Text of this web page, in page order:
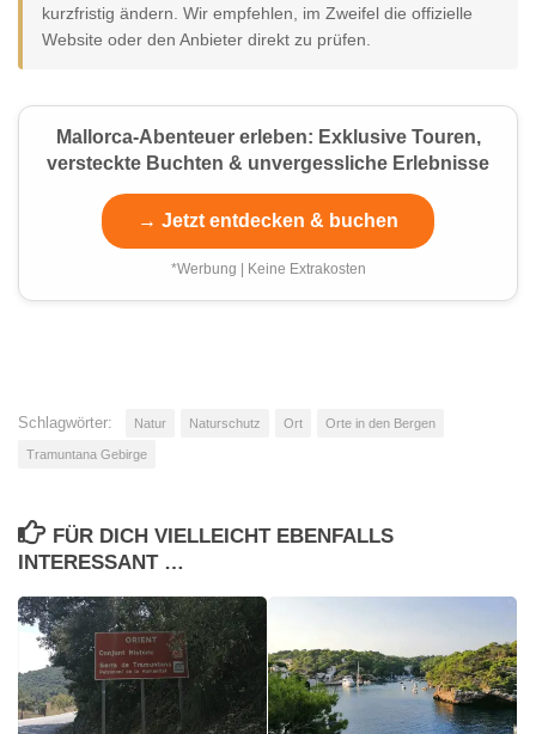
kurzfristig ändern. Wir empfehlen, im Zweifel die offizielle
Website oder den Anbieter direkt zu prüfen.
Mallorca-Abenteuer erleben: Exklusive Touren,
versteckte Buchten & unvergessliche Erlebnisse
→ Jetzt entdecken & buchen
*Werbung | Keine Extrakosten
Schlagwörter: Natur Naturschutz Ort Orte in den Bergen
Tramuntana Gebirge
FÜR DICH VIELLEICHT EBENFALLS
INTERESSANT …